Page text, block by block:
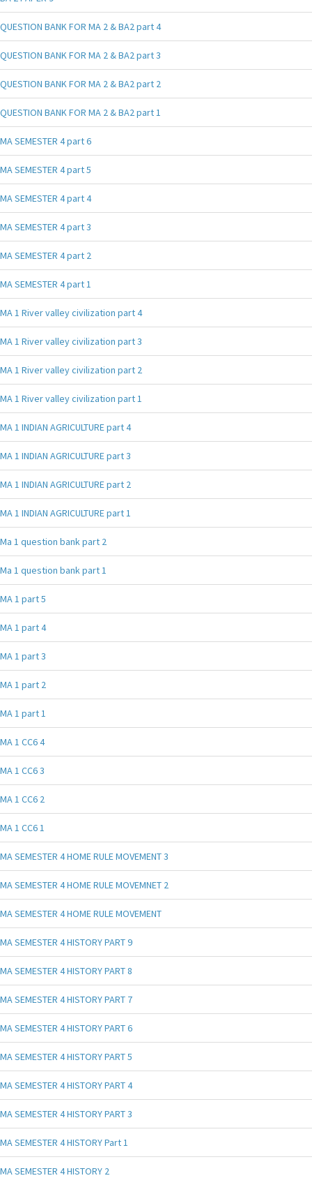
QUESTION BANK FOR MA 2 & BA2 part 4
QUESTION BANK FOR MA 2 & BA2 part 3
QUESTION BANK FOR MA 2 & BA2 part 2
QUESTION BANK FOR MA 2 & BA2 part 1
MA SEMESTER 4 part 6
MA SEMESTER 4 part 5
MA SEMESTER 4 part 4
MA SEMESTER 4 part 3
MA SEMESTER 4 part 2
MA SEMESTER 4 part 1
MA 1 River valley civilization part 4
MA 1 River valley civilization part 3
MA 1 River valley civilization part 2
MA 1 River valley civilization part 1
MA 1 INDIAN AGRICULTURE part 4
MA 1 INDIAN AGRICULTURE part 3
MA 1 INDIAN AGRICULTURE part 2
MA 1 INDIAN AGRICULTURE part 1
Ma 1 question bank part 2
Ma 1 question bank part 1
MA 1 part 5
MA 1 part 4
MA 1 part 3
MA 1 part 2
MA 1 part 1
MA 1 CC6 4
MA 1 CC6 3
MA 1 CC6 2
MA 1 CC6 1
MA SEMESTER 4 HOME RULE MOVEMENT 3
MA SEMESTER 4 HOME RULE MOVEMNET 2
MA SEMESTER 4 HOME RULE MOVEMENT
MA SEMESTER 4 HISTORY PART 9
MA SEMESTER 4 HISTORY PART 8
MA SEMESTER 4 HISTORY PART 7
MA SEMESTER 4 HISTORY PART 6
MA SEMESTER 4 HISTORY PART 5
MA SEMESTER 4 HISTORY PART 4
MA SEMESTER 4 HISTORY PART 3
MA SEMESTER 4 HISTORY Part 1
MA SEMESTER 4 HISTORY 2